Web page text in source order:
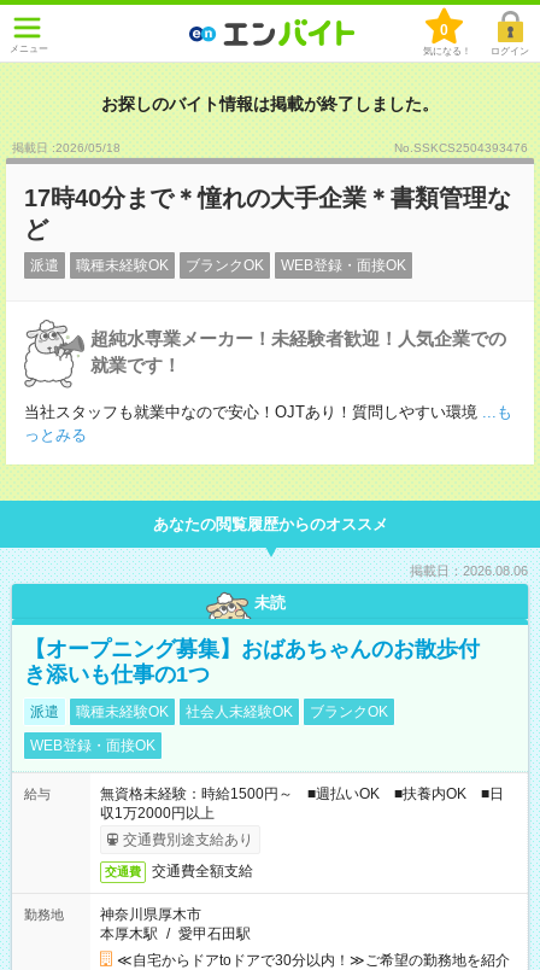
メニュー
0
気になる！ ログイン
お探しのバイト情報は掲載が終了しました。
掲載日 :2026/05/18 No.SSKCS2504393476
17時40分まで＊憧れの大手企業＊書類管理な
ど
派遣 職種未経験OK ブランクOK WEB登録・面接OK
超純水専業メーカー！未経験者歓迎！人気企業での
就業です！
当社スタッフも就業中なので安心！OJTあり！質問しやすい環境 ...も
っとみる
あなたの閲覧履歴からのオススメ
掲載日：2026.08.06
未読
【オープニング募集】おばあちゃんのお散歩付
き添いも仕事の1つ
派遣 職種未経験OK 社会人未経験OK
ブランクOK
WEB登録・面接OK
給与
無資格未経験：時給1500円～ ■週払いOK ■扶養内OK ■日
収1万2000円以上
交通費別途支給あり
交通費 交通費全額支給
勤務地
神奈川県厚木市
本厚木駅 / 愛甲石田駅
≪自宅からドアtoドアで30分以内！≫ご希望の勤務地を紹介